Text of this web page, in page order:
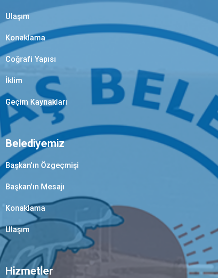
Ulaşım
Konaklama
Coğrafi Yapısı
İklim
Geçim Kaynakları
Belediyemiz
Başkan’ın Özgeçmişi
Başkan'ın Mesajı
Konaklama
Ulaşım
Hizmetler